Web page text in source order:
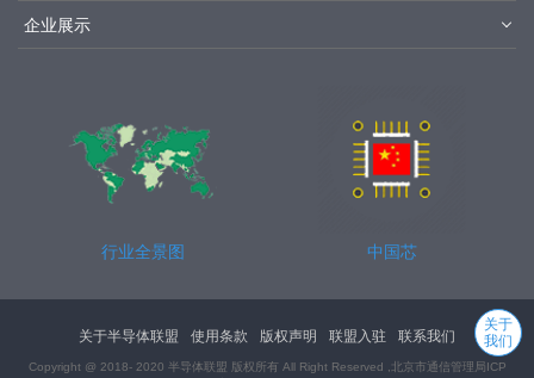
企业展示
行业全景图 中国芯
关于半导体联盟 使用条款 版权声明 联盟入驻 联系我们
Copyright @ 2018- 2020 半导体联盟 版权所有 All Right Reserved , 北京市通信管理局 ICP
关于
我们